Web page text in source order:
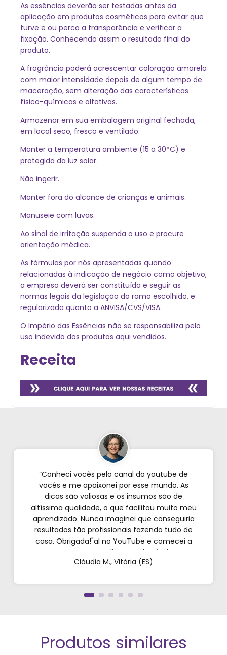
As essências deverão ser testadas antes da
aplicação em produtos cosméticos para evitar que
turve e ou perca a transparência e verificar a
fixação. Conhecendo assim o resultado final do
produto.
A fragrância poderá acrescentar coloração amarela
com maior intensidade depois de algum tempo de
maceração, sem alteração das características
físico-químicas e olfativas.
Armazenar em sua embalagem original fechada,
em local seco, fresco e ventilado.
Manter a temperatura ambiente (15 a 30°C) e
protegida da luz solar.
Não ingerir.
Manter fora do alcance de crianças e animais.
Manuseie com luvas.
Ao sinal de irritação suspenda o uso e procure
orientação médica.
As fórmulas por nós apresentadas quando
relacionadas à indicação de negócio como objetivo,
a empresa deverá ser constituída e seguir as
normas legais da legislação do ramo escolhido, e
regularizada quanto a ANVISA/CVS/VISA.
O Império das Essências não se responsabiliza pelo
uso indevido dos produtos aqui vendidos.
Receita
“Conheci vocês pelo canal do youtube de
vocês e me apaixonei por esse mundo. As
dicas são valiosas e os insumos são de
altíssima qualidade, o que facilitou muito meu
aprendizado. Nunca imaginei que conseguiria
resultados tão profissionais fazendo tudo de
casa. Obrigada!"al no YouTube e comecei a
testar em casa. As dicas são incríveis e os
produtos são exatamente como mostram nos
perfumes!”
Cláudia M., Vitória (ES)
Produtos similares